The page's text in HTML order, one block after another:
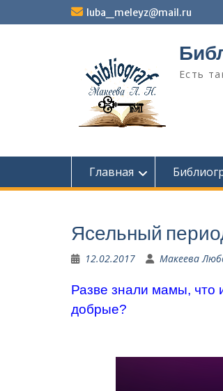
к
luba_meleyz@mail.ru
Есть
Главная
Ясельный
12.02.2017 Макеева
Разве знали мамы, что
добрые?